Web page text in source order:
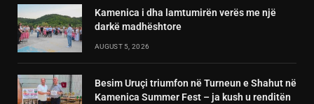
Kamenica i dha lamtumirën verës me një
darkë madhështore
AUGUST 5, 2026
Besim Uruçi triumfon në Turneun e Shahut në
Kamenica Summer Fest – ja kush u renditën